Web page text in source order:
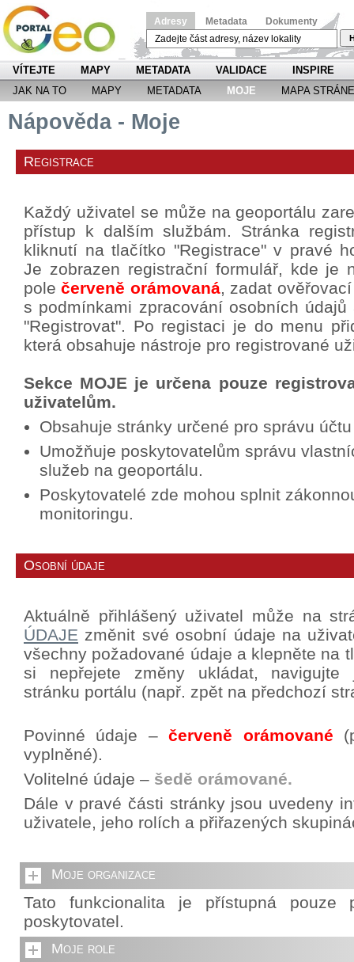
Adresy Metadata Dokumenty
VÍTEJTE MAPY METADATA VALIDACE
INSPIRE
JAK NA TO
MAPY METADATA MOJE MAPA
Nápověda - Moje
Registrace
Každý uživatel se může na geoportálu
přístup k dalším službám. Stránka
kliknutí na tlačítko "Registrace" v pravé
Je zobrazen registrační formulář, kde je
polečerveně orámovaná, zadat
s podmínkami zpracování osobních
"Registrovat". Po registaci je do menu
která obsahuje nástroje pro registrované
Sekce MOJE je určena pouze
uživatelům.
Obsahuje stránky určené pro správu
Umožňuje poskytovatelům správu
služeb na geoportálu.
Poskytovatelé zde mohou splnit
monitoringu.
Osobní údaje
Aktuálně přihlášený uživatel může na
ÚDAJE změnit své osobní údaje na
všechny požadované údaje a klepněte na
si nepřejete změny ukládat, navigujte
stránku portálu (např. zpět na předchozí
Povinné údaje –červeně orámované
vyplněné).
Volitelné údaje – šedě orámované.
Dále v pravé části stránky jsou uvedeny
uživatele, jeho rolích a přiřazených
Moje organizace
Tato funkcionalita je přístupná
poskytovatel.
Moje role